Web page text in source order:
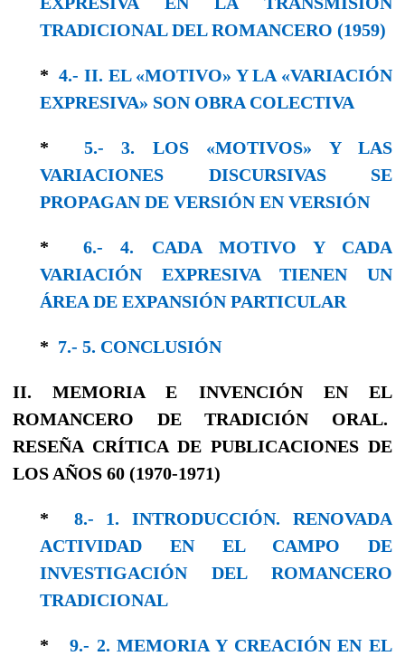
TRADICIONAL DEL ROMANCERO (1959)
*4.- II. EL «MOTIVO» Y LA «VARIACIÓN
EXPRESIVA» SON OBRA COLECTIVA
* 5.- 3. LOS «MOTIVOS» Y LAS
VARIACIONES DISCURSIVAS SE
PROPAGAN DE VERSIÓN EN VERSIÓN
*6.- 4. CADA MOTIVO Y CADA
VARIACIÓN EXPRESIVA TIENEN UN
ÁREA DE EXPANSIÓN PARTICULAR
* 7.- 5. CONCLUSIÓN
II. MEMORIA E INVENCIÓN EN EL
ROMANCERO DE TRADICIÓN ORAL.
RESEÑA CRÍTICA DE PUBLICACIONES DE
LOS AÑOS 60 (1970-1971)
* 8.- 1. INTRODUCCIÓN. RENOVADA
ACTIVIDAD EN EL CAMPO DE
INVESTIGACIÓN DEL ROMANCERO
TRADICIONAL
* 9.- 2. MEMORIA Y CREACIÓN EN EL